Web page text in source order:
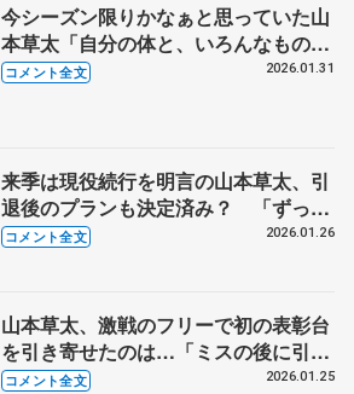
今シーズン限りかなぁと思っていた山
本草太「自分の体と、いろんなものと
相談しながらやっていく」【国民スポ
コメント全文 2026.01.31
来季は現役続行を明言の山本草太、引
退後のプランも決定済み？ 「ずっ
と、もう小さい頃から、そこは変わら
コメント全文 2026.01.26
山本草太、激戦のフリーで初の表彰台
を引き寄せたのは…「ミスの後に引き
ずらなかったのは成長できた部分」
コメント全文 2026.01.25